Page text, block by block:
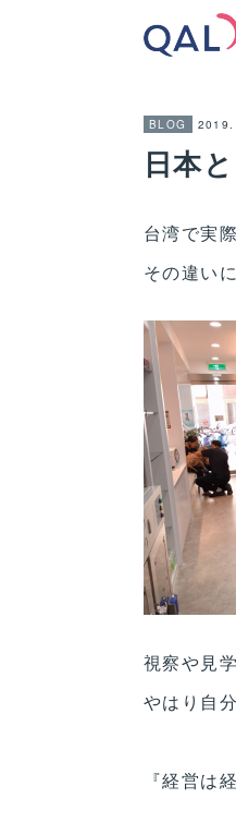
BLOG
日本
台湾で実
その違い
視察や見
やはり自
『経営は